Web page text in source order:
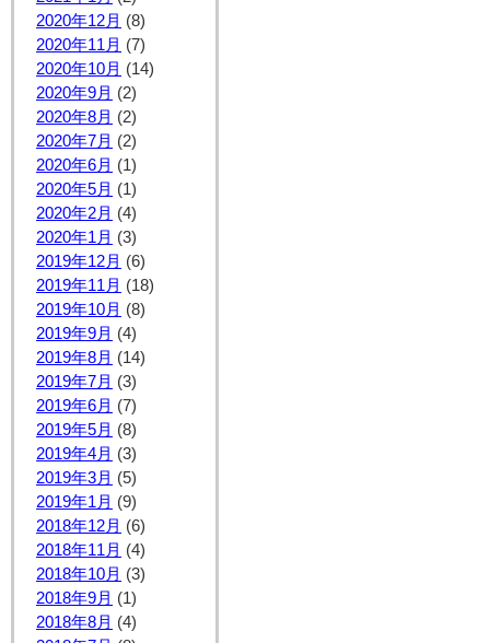
2020年12月 (8)
2020年11月 (7)
2020年10月 (14)
2020年9月 (2)
2020年8月 (2)
2020年7月 (2)
2020年6月 (1)
2020年5月 (1)
2020年2月 (4)
2020年1月 (3)
2019年12月 (6)
2019年11月 (18)
2019年10月 (8)
2019年9月 (4)
2019年8月 (14)
2019年7月 (3)
2019年6月 (7)
2019年5月 (8)
2019年4月 (3)
2019年3月 (5)
2019年1月 (9)
2018年12月 (6)
2018年11月 (4)
2018年10月 (3)
2018年9月 (1)
2018年8月 (4)